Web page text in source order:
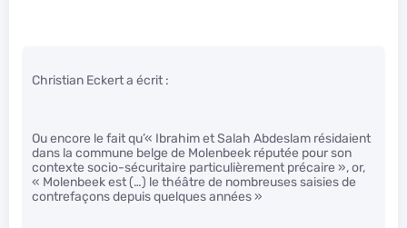
Christian Eckert a écrit :
Ou encore le fait qu’« Ibrahim et Salah Abdeslam résidaient
dans la commune belge de Molenbeek réputée pour son
contexte socio-sécuritaire particulièrement précaire », or,
« Molenbeek est (…) le théâtre de nombreuses saisies de
contrefaçons depuis quelques années »